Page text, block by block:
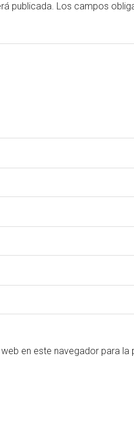
publicada. Los campos
en este navegador para